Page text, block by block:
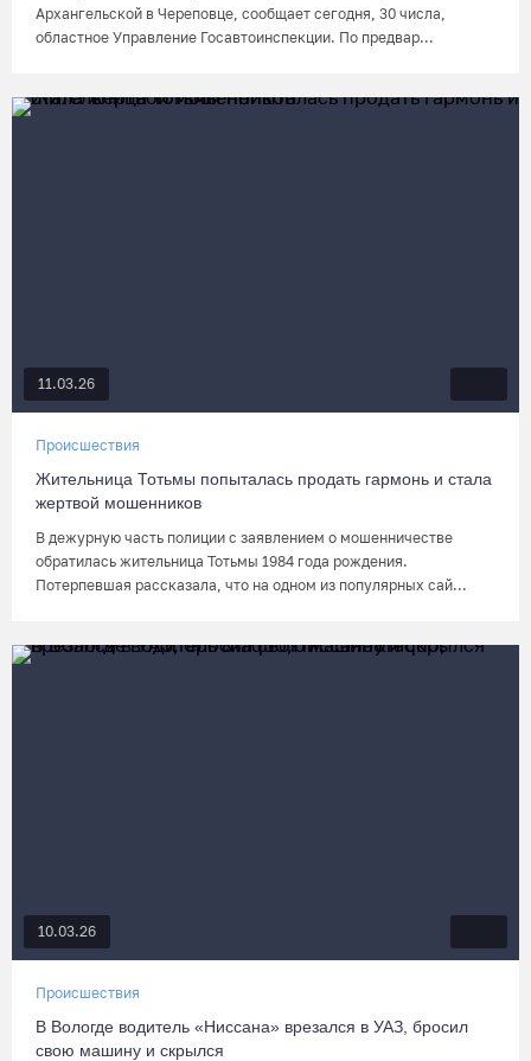
Архангельской в Череповце, сообщает сегодня, 30 числа,
областное Управление Госавтоинспекции. По предвар...
11.03.26
Происшествия
Жительница Тотьмы попыталась продать гармонь и стала
жертвой мошенников
В дежурную часть полиции с заявлением о мошенничестве
обратилась жительница Тотьмы 1984 года рождения.
Потерпевшая рассказала, что на одном из популярных сай...
10.03.26
Происшествия
В Вологде водитель «Ниссана» врезался в УАЗ, бросил
свою машину и скрылся